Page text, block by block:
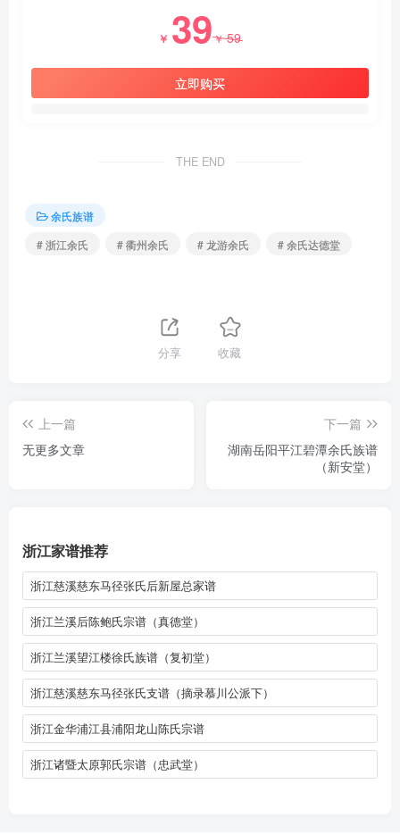
￥ 39￥59
立即购买
THE END
余氏族谱
# 浙江余氏
# 衢州余氏 # 龙游余氏 # 余氏达德堂
分享 收藏
上一篇
无更多文章
下一篇
湖南岳阳平江碧潭余氏族谱
（新安堂）
浙江家谱推荐
浙江慈溪慈东马径张氏后新屋总家谱
浙江兰溪后陈鲍氏宗谱（真德堂）
浙江兰溪望江楼徐氏族谱（复初堂）
浙江慈溪慈东马径张氏支谱（摘录慕川公派下）
浙江金华浦江县浦阳龙山陈氏宗谱
浙江诸暨太原郭氏宗谱（忠武堂）